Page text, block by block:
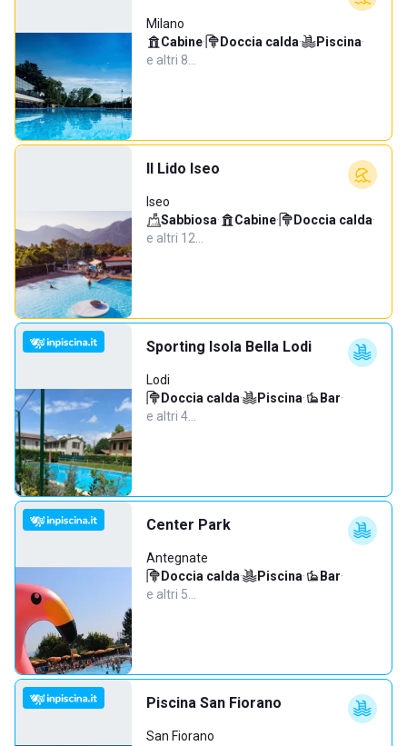
Milano
Cabine· Doccia calda· Piscina·
e altri 8…
Il Lido Iseo
Iseo
Sabbiosa· Cabine· Doccia calda·
e altri 12…
Sporting Isola Bella Lodi
Lodi
Doccia calda· Piscina· Bar·
e altri 4…
Center Park
Antegnate
Doccia calda· Piscina· Bar·
e altri 5…
Piscina San Fiorano
San Fiorano